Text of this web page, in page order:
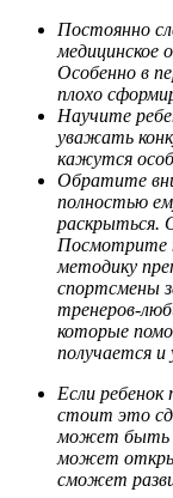
Постоянно
медицинское
Особенно в
плохо
Научите
уважать
кажутся
Обратите
полностью
раскрыться.
Посмотрите
методику
спортсмены
тренеров-
которые
получается и
Если ребенок
стоит это
может быть
может
сможет